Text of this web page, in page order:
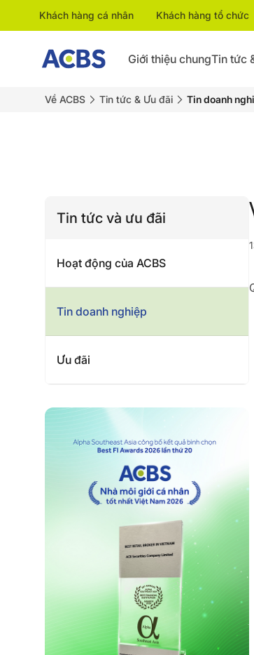
Khách hàng cá nhân Khách hàng tổ chức
Giới thiệu chungTin tức
Về ACBS Tin tức & Ưu đãi Tin doanh
Tin tức và ưu đãi
Hoạt động của ACBS
Tin doanh nghiệp
Ưu đãi